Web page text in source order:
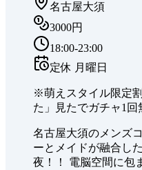
名古屋大須
3000円
18:00-23:00
定休 月曜日
※萌えスタイル限定
た」見たでガチャ1回
名古屋大須のメンズ
ーとメイドが融合し
夜！！ 電脳空間に包